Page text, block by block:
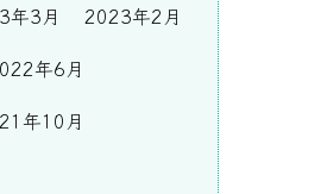
年3月
2023年2月
年6月
年10月